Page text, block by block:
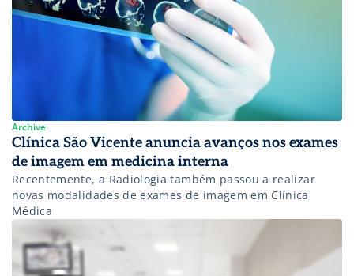
Archive
Clínica São Vicente anuncia avanços nos exames
de imagem em medicina interna
Recentemente, a Radiologia também passou a realizar
novas modalidades de exames de imagem em Clínica
Médica